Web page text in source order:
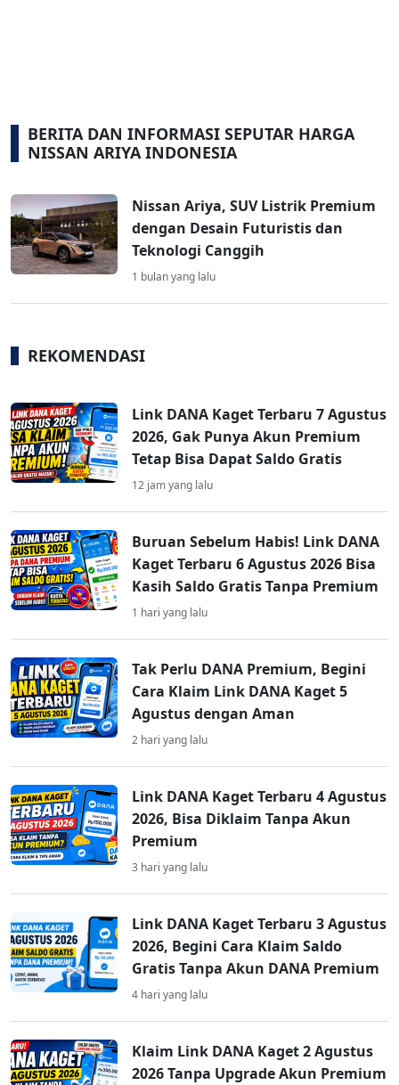
BERITA DAN INFORMASI SEPUTAR HARGA
NISSAN ARIYA INDONESIA
Nissan Ariya, SUV Listrik Premium
dengan Desain Futuristis dan
Teknologi Canggih
1 bulan yang lalu
REKOMENDASI
Link DANA Kaget Terbaru 7 Agustus
2026, Gak Punya Akun Premium
Tetap Bisa Dapat Saldo Gratis
12 jam yang lalu
Buruan Sebelum Habis! Link DANA
Kaget Terbaru 6 Agustus 2026 Bisa
Kasih Saldo Gratis Tanpa Premium
1 hari yang lalu
Tak Perlu DANA Premium, Begini
Cara Klaim Link DANA Kaget 5
Agustus dengan Aman
2 hari yang lalu
Link DANA Kaget Terbaru 4 Agustus
2026, Bisa Diklaim Tanpa Akun
Premium
3 hari yang lalu
Link DANA Kaget Terbaru 3 Agustus
2026, Begini Cara Klaim Saldo
Gratis Tanpa Akun DANA Premium
4 hari yang lalu
Klaim Link DANA Kaget 2 Agustus
2026 Tanpa Upgrade Akun Premium